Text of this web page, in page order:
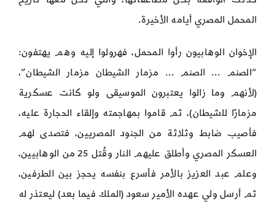
المحمل المصري أيامه الأخيرة‏.
الإخوان الوهابيون رأوا المحمل، فهرولوا إليه وهم يهتفون:
“الصنم … الصنم … مزمار الشيطان مزمار الشيطان”،
(لأنهم وما زالوا يعتبرون الموسيقى ولو كانت عسكرية
مزمارًا للشيطان)، ثم قاموا بمهاجمته وإلقاء الحجارة عليه،
فأصيب ضابط وثلاثة من الجنود المصريين، فتصدى لهم
العسكر المصري وأطلق عليهم النار وقُتل ‏25‏ من الوهابيين،
وعلم عبد العزيز بالأمر فأسرع بنفسه يحجز بين الطرفين،
ثم أرسل ولي عهده الأمير سعود (الملك فيما بعد) ليعتذر له